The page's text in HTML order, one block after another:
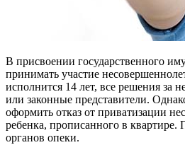
В присвоении государственного
принимать участие
исполнится 14 лет, все решения за
или законные представители.
оформить отказ от приватизации
ребенка, прописанного в квартире.
органов опеки.